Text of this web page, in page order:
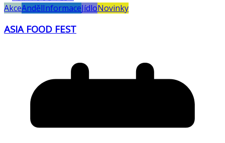
AkceAndělInformaceJídloNovinky
ASIA FOOD FEST